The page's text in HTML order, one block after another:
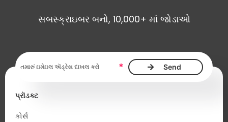
સબસ્ક્રાઇબર બનો, 10,000+ માં જોડાઓ
ઇમેઇલ ઍડ્રેસ આવશ્યક છે *
પ્રૉડક્ટ
કોર્સ